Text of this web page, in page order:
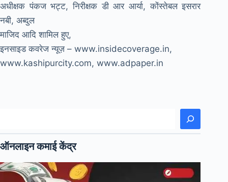
अधीक्षक पंकज भट्ट, निरीक्षक डी आर आर्या, कोंस्तेबल इसरार
नबी, अब्दुल
माजिद आदि शामिल हुए,
इनसाइड कवरेज न्यूज़ – www.insidecoverage.in,
www.kashipurcity.com, www.adpaper.in
ऑनलाइन कमाई केंद्र